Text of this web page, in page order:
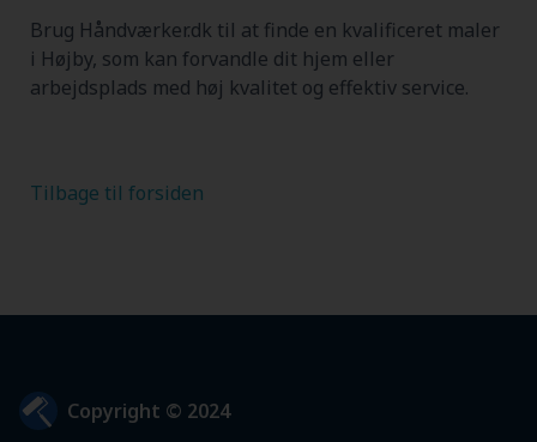
Brug Håndværker.dk til at finde en kvalificeret maler
i Højby, som kan forvandle dit hjem eller
arbejdsplads med høj kvalitet og effektiv service.
Tilbage til forsiden
Copyright © 2024